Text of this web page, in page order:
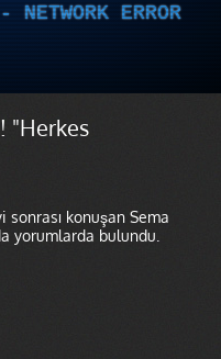
ERROR
"Herkes
sonrası konuşan Sema
yorumlarda bulundu.